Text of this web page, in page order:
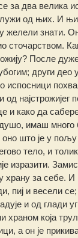
за два велика
од њих. И
знати.
сточарством.
После
други
испосници
од
и како да
имаш много
оно што је у
тело, и
изразити.
храну за себе.
пиј и
и од глади
која
а он је